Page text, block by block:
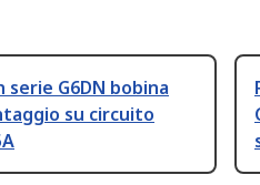
serie G6DN bobina
su circuito